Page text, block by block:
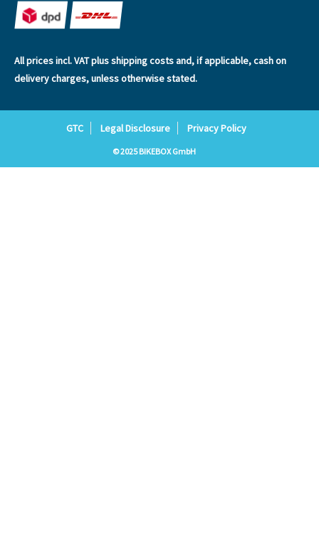
All prices incl. VAT plusshipping costsand, if applicable, cash on
delivery charges, unless otherwise stated.
GTC Legal Disclosure Privacy Policy
© 2025 BIKEBOX GmbH